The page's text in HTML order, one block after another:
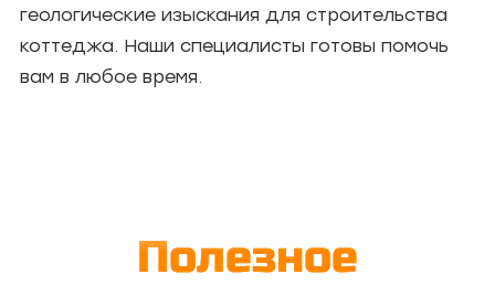
геологические изыскания для строительства
коттеджа. Наши специалисты готовы помочь
вам в любое время.
Полезное